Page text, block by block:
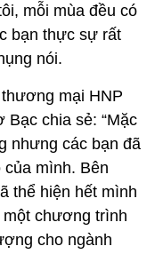
mỗi mùa đều có
bạn thực sự rất
nói.
mại HNP
Bạc chia sẻ: “Mặc
nhưng các bạn đã
mình. Bên
thể hiện hết mình
một chương trình
cho ngành